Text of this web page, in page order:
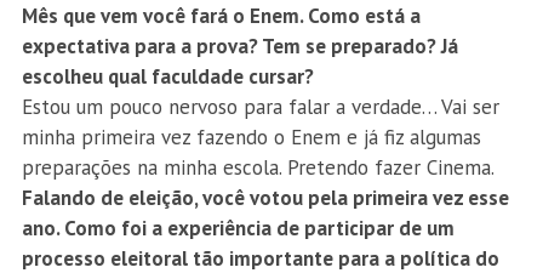
Mês que vem você fará o Enem. Como está a
expectativa para a prova? Tem se preparado? Já
escolheu qual faculdade cursar?
Estou um pouco nervoso para falar a verdade… Vai ser
minha primeira vez fazendo o Enem e já fiz algumas
preparações na minha escola. Pretendo fazer Cinema.
Falando de eleição, você votou pela primeira vez esse
ano. Como foi a experiência de participar de um
processo eleitoral tão importante para a política do